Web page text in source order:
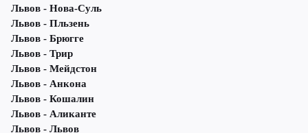
Львов - Нова-Суль
Львов - Пльзень
Львов - Брюгге
Львов - Трир
Львов - Мейдстон
Львов - Анкона
Львов - Кошалин
Львов - Аликанте
Львов - Львов